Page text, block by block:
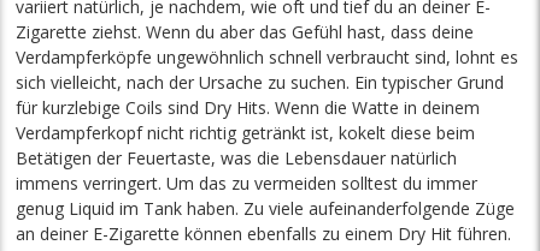
variiert natürlich, je nachdem, wie oft und tief du an deiner E-
Zigarette ziehst. Wenn du aber das Gefühl hast, dass deine
Verdampferköpfe ungewöhnlich schnell verbraucht sind, lohnt es
sich vielleicht, nach der Ursache zu suchen. Ein typischer Grund
für kurzlebige Coils sind Dry Hits. Wenn die Watte in deinem
Verdampferkopf nicht richtig getränkt ist, kokelt diese beim
Betätigen der Feuertaste, was die Lebensdauer natürlich
immens verringert. Um das zu vermeiden solltest du immer
genug Liquid im Tank haben. Zu viele aufeinanderfolgende Züge
an deiner E-Zigarette können ebenfalls zu einem Dry Hit führen.